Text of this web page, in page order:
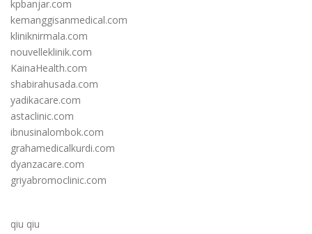
kpbanjar.com
kemanggisanmedical.com
kliniknirmala.com
nouvelleklinik.com
KainaHealth.com
shabirahusada.com
yadikacare.com
astaclinic.com
ibnusinalombok.com
grahamedicalkurdi.com
dyanzacare.com
griyabromoclinic.com
qiu qiu